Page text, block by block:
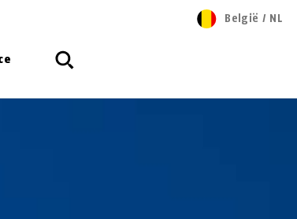
België / NL